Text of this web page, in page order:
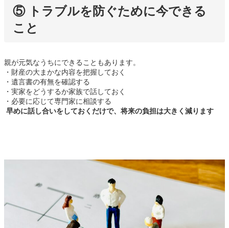
⑤ トラブルを防ぐために今できる
こと
親が元気なうちにできることもあります。
・財産の大まかな内容を把握しておく
・遺言書の有無を確認する
・実家をどうするか家族で話しておく
・必要に応じて専門家に相談する
早めに話し合いをしておくだけで、将来の負担は大きく減ります